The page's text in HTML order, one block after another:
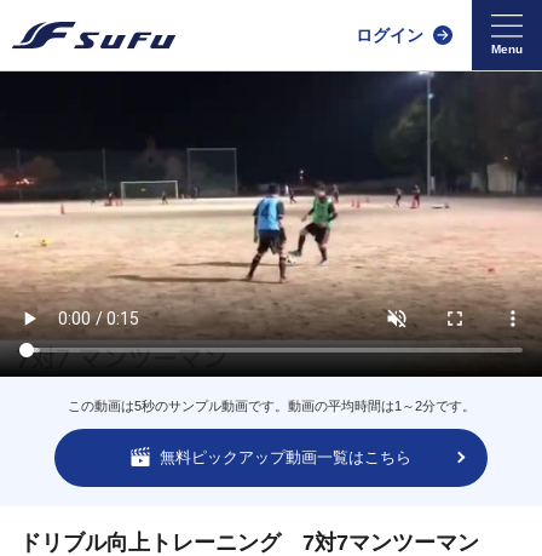
ログイン
この動画は5秒のサンプル動画です。動画の平均時間は1～2分です。
無料ピックアップ動画一覧はこちら
ドリブル向上トレーニング 7対7マンツーマン